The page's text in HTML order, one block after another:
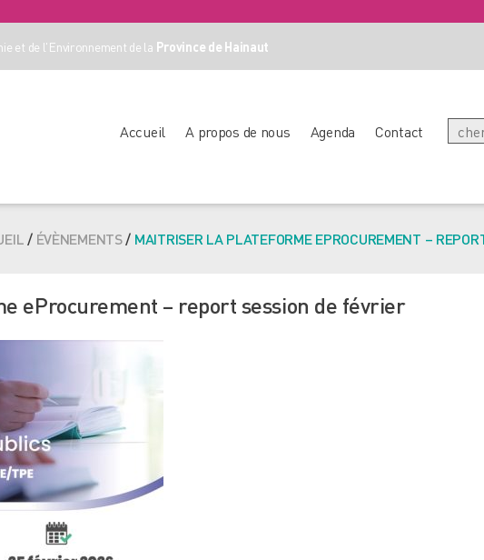
et de l'Environnement de la Province de Hainaut
Accueil A propos de nous Agenda Contact
/ ÉVÈNEMENTS/ MAITRISER LA PLATEFORME EPROCUREMENT –
eProcurement – report session de février